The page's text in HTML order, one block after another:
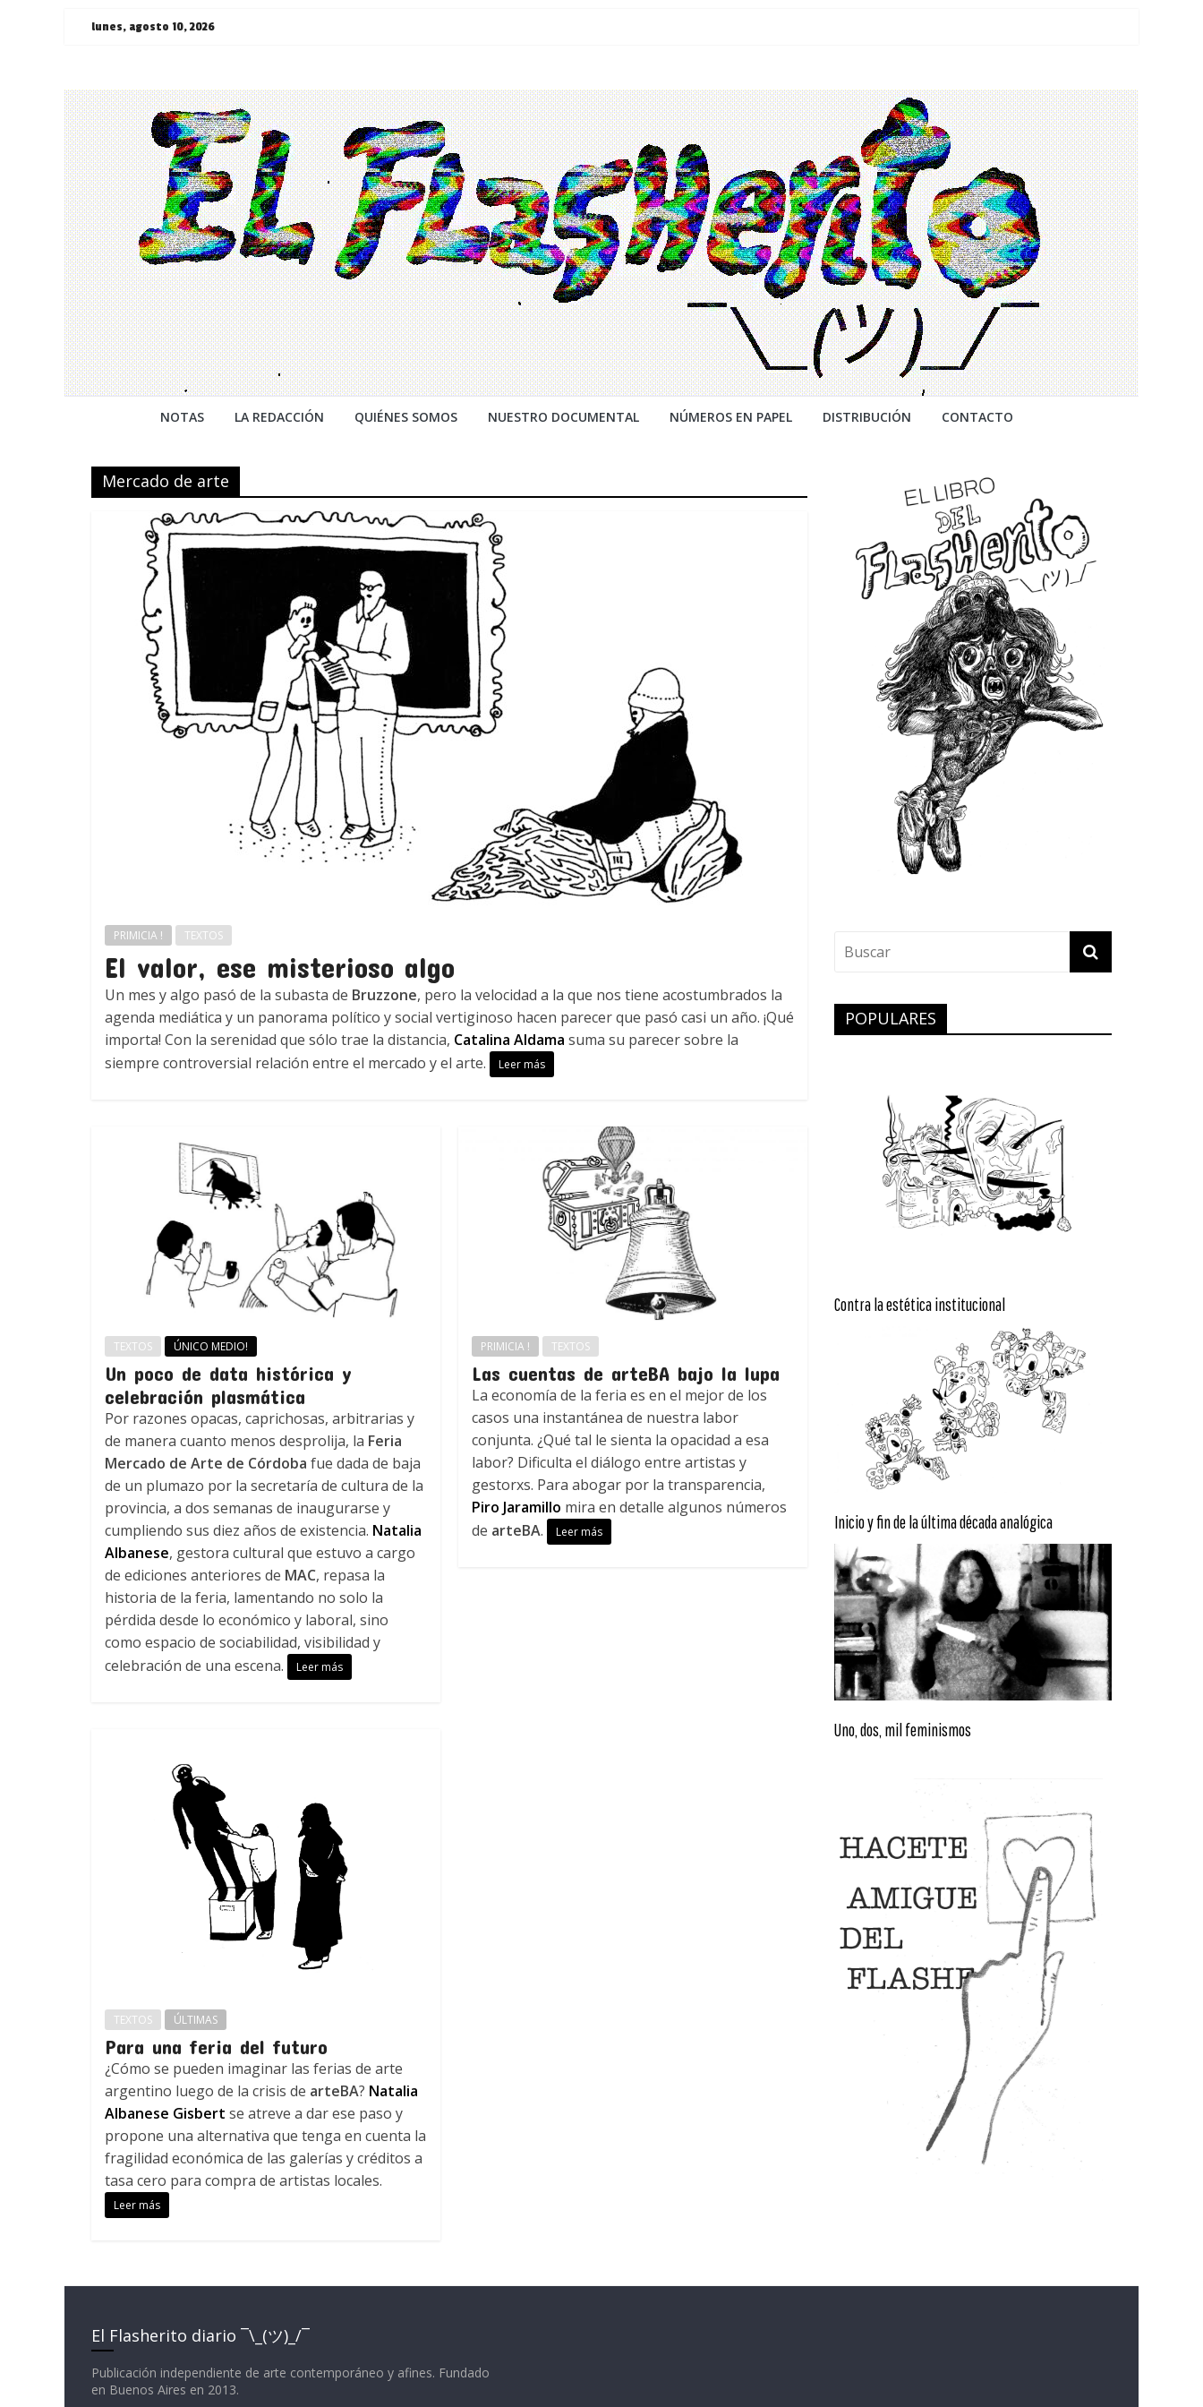
Saltarlunes, agosto 10, 2026
¯\_(ツ)_/
¯
NOTAS LA REDACCIÓN QUIÉNES SOMOS NUESTRO DOCUMENTAL NÚMEROS EN PAPEL DISTRIBUCIÓN CONTACTO
Mercado de arte
PRIMICIA ! TEXTOS
El valor, ese misterioso algo
Un mes y algo pasó de la subasta de Bruzzone, pero la velocidad a la que nos tiene acostumbrados la
agenda mediática y un panorama político y social vertiginoso hacen parecer que pasó casi un año. ¡Qué
importa! Con la serenidad que sólo trae la distancia, Catalina Aldama suma su parecer sobre la
siempre controversial relación entre el mercado y el arte.
Leer más
TEXTOS ÚNICO MEDIO!
Un poco de data histórica y
celebración plasmática
Por razones opacas, caprichosas, arbitrarias y
de manera cuanto menos desprolija, la Feria
Mercado de Arte de Córdoba fue dada de baja
de un plumazo por la secretaría de cultura de la
provincia, a dos semanas de inaugurarse y
cumpliendo sus diez años de existencia. Natalia
Albanese, gestora cultural que estuvo a cargo
de ediciones anteriores de MAC, repasa la
historia de la feria, lamentando no solo la
pérdida desde lo económico y laboral, sino
como espacio de sociabilidad, visibilidad y
celebración de una escena.
Leer más
PRIMICIA ! TEXTOS
Las cuentas de arteBA bajo la lupa
La economía de la feria es en el mejor de los
casos una instantánea de nuestra labor
conjunta. ¿Qué tal le sienta la opacidad a esa
labor? Dificulta el diálogo entre artistas y
gestorxs. Para abogar por la transparencia,
Piro Jaramillo mira en detalle algunos números
de arteBA. Leer más
TEXTOS ÚLTIMAS
Para una feria del futuro
¿Cómo se pueden imaginar las ferias de arte
argentino luego de la crisis de arteBA? Natalia
Albanese Gisbert se atreve a dar ese paso y
propone una alternativa que tenga en cuenta la
fragilidad económica de las galerías y créditos a
tasa cero para compra de artistas locales.
Leer más
POPULARES
Contra la estética institucional
Inicio y fin de la última década analógica
Uno, dos, mil feminismos
El Flasherito diario ¯\_(ツ)_/¯
Publicación independiente de arte contemporáneo y afines. Fundado
en Buenos Aires en 2013.